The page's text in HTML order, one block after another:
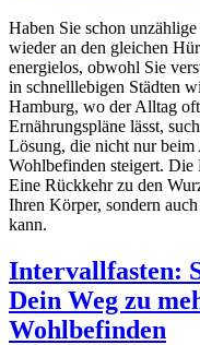
Haben Sie schon
wieder an den gleichen
energielos, obwohl Sie
in schnelllebigen Städten
Hamburg, wo der Alltag
Ernährungspläne lässt,
Lösung, die nicht nur beim
Wohlbefinden steigert. Die
Eine Rückkehr zu den
Ihren Körper, sondern
kann.
Intervallfasten:
Dein Weg zu
Wohlbefinden